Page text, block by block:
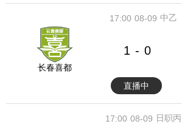
08-09
17:00 中乙
长春喜都
1 - 0
直播中
08-09
17:00 日职丙